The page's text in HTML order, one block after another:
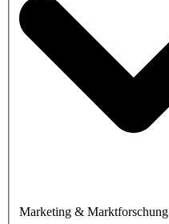
Marketing & Marktforschung